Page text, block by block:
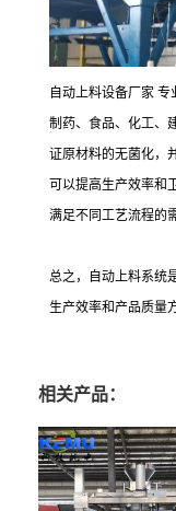
自动上料设备厂家
制药、食品、化工、
证原材料的无菌化，
可以提高生产效率和
满足不同工艺流程的
总之，自动上料系统
生产效率和产品质量
相关产品：